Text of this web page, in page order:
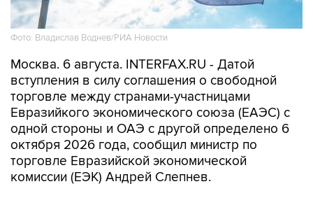
Фото: Владислав Воднев/РИА Новости
Москва. 6 августа. INTERFAX.RU - Датой
вступления в силу соглашения о свободной
торговле между странами-участницами
Евразийкого экономического союза (ЕАЭС) с
одной стороны и ОАЭ с другой определено 6
октября 2026 года, сообщил министр по
торговле Евразийской экономической
комиссии (ЕЭК) Андрей Слепнев.